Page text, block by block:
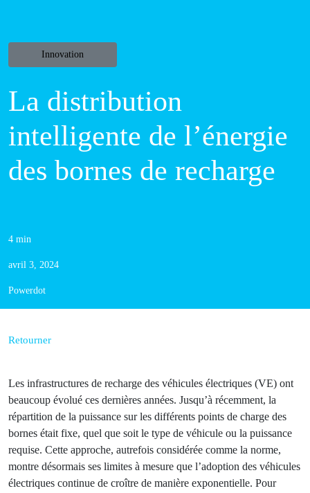
Innovation
La distribution
intelligente de
l’énergie des
recharge
4 min
avril 3, 2024
Retourner
Les infrastructures de recharge des véhicules électriques
(VE) ont beaucoup évolué ces dernières années. Jusqu’à
récemment, la répartition de la puissance sur les différents